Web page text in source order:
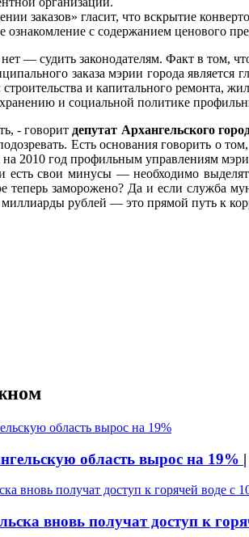
заказов» гласит, что вскрытие
ознакомление с содержанием ценового
— судить законодателям. Факт в том,
заказа мэрии города
и капитального ремонта,
и социальной политике
- говорит депутат Архангельского
Есть основания говорить о
на 2010 год профильным управлениям
есть свои минусы — необходимо
теперь заморожено? Да и если служба
миллиарды рублей — это прямой путь к
область вырос на 19% |
вновь получат доступ к